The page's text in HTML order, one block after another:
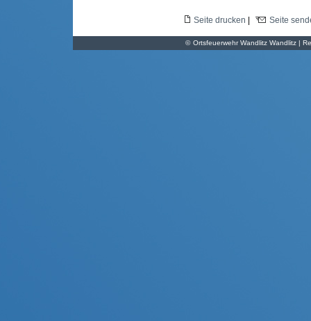
Seite drucken Seite
© Ortsfeuerwehr Wandlitz Wandlitz |